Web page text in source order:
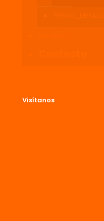
Visítanos